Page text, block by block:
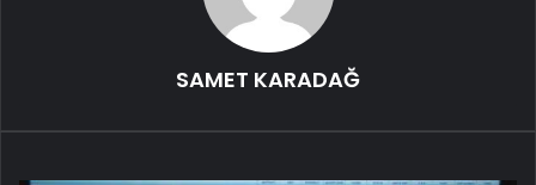
SAMET KARADAĞ